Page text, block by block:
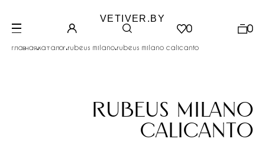
VETIVER.BY
0 0
главная.каталог.rubeus milano.rubeus milano calicanto
rubeus milano
calicanto